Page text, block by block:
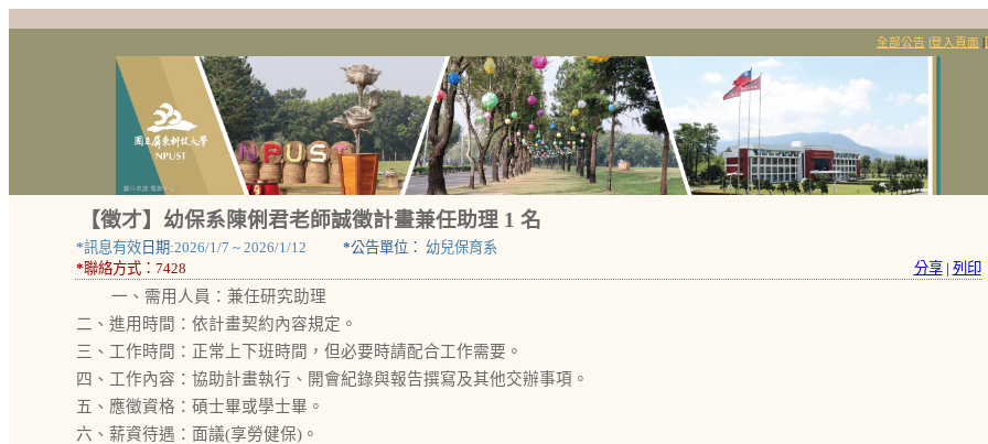
全部公告 登入頁面
【徵才】幼保系陳俐君老師誠徵計畫兼任助理 1 名
*訊息有效日期:2026/1/7 ~ 2026/1/12 *公告單位： 幼兒保育系
*聯絡方式： 7428 分享 | 列印
一、需用人員：兼任研究助理
二、進用時間：依計畫契約內容規定。
三、工作時間：正常上下班時間，但必要時請配合工作需要。
四、工作內容：協助計畫執行、開會紀錄與報告撰寫及其他交辦事項。
五、應徵資格：碩士畢或學士畢。
六、薪資待遇：面議(享勞健保)。